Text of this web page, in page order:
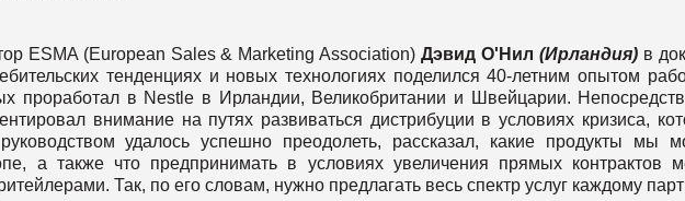
ESMA (European Sales & Marketing Association) Дэвид О' Нил (Ирландия)в
тенденциях и новых технологиях поделился 40-летним опытом
проработал в Nestle в Ирландии, Великобритании и Швейцарии.
внимание на путях развиваться дистрибуции в условиях кризиса,
удалось успешно преодолеть, рассказал, какие продукты мы
а также что предпринимать в условиях увеличения прямых контрактов
Так, по его словам, нужно предлагать весь спектр услуг каждому